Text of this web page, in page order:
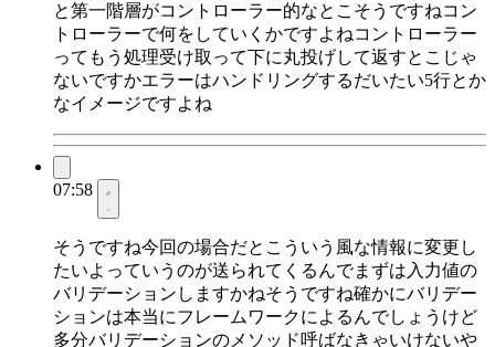
と第一階層がコントローラー的なとこそうですねコン
トローラーで何をしていくかですよねコントローラー
ってもう処理受け取って下に丸投げして返すとこじゃ
ないですかエラーはハンドリングするだいたい5行とか
なイメージですよね
07:58
そうですね今回の場合だとこういう風な情報に変更し
たいよっていうのが送られてくるんでまずは入力値の
バリデーションしますかねそうですね確かにバリデー
ションは本当にフレームワークによるんでしょうけど
多分バリデーションのメソッド呼ばなきゃいけないや